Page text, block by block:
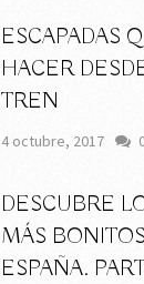
ESCAPADAS
HACER
TREN
4 octubre, 2017
DESCUBRE
MÁS
ESPAÑA.